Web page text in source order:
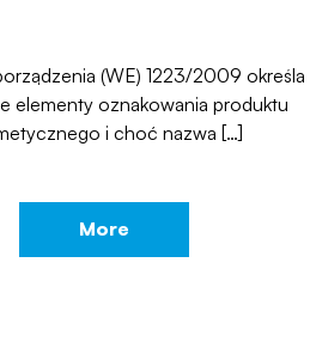
(WE) 1223/2009 określa
elementy oznakowania produktu
i choć nazwa […]
More